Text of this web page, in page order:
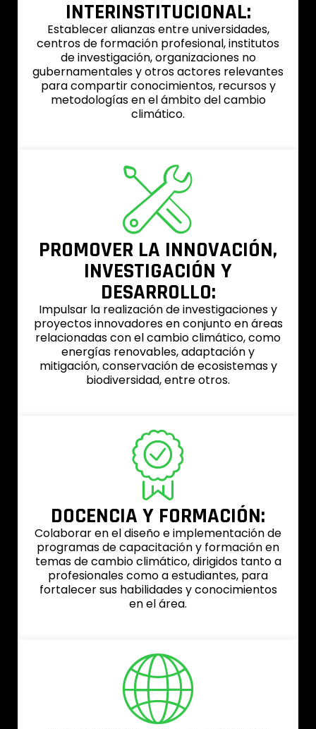
INTERINSTITUCIONAL:
Establecer alianzas entre universidades,
centros de formación profesional, institutos
de investigación, organizaciones no
gubernamentales y otros actores relevantes
para compartir conocimientos, recursos y
metodologías en el ámbito del cambio
climático.
PROMOVER LA INNOVACIÓN,
INVESTIGACIÓN Y
DESARROLLO:
Impulsar la realización de investigaciones y
proyectos innovadores en conjunto en áreas
relacionadas con el cambio climático, como
energías renovables, adaptación y
mitigación, conservación de ecosistemas y
biodiversidad, entre otros.
DOCENCIA Y FORMACIÓN:
Colaborar en el diseño e implementación de
programas de capacitación y formación en
temas de cambio climático, dirigidos tanto a
profesionales como a estudiantes, para
fortalecer sus habilidades y conocimientos
en el área.